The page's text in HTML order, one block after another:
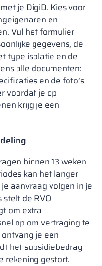
je DigiD. Kies voor
en
Vul het formulier
gegevens, de
type isolatie en de
alle documenten:
en de foto’s.
voordat je op
krijg je een
binnen 13 weken
kan het langer
aanvraag volgen in je
stelt de RVO
om extra
op om vertraging te
je een
het subsidiebedrag
rekening gestort.